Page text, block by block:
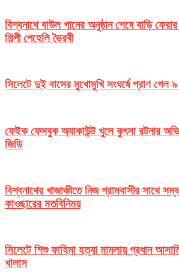
বিশ্বনাথে বাউল গানের অনুষ্ঠান শেষে বাড়ি
শিল্পী পেহেলি ভৈরবী
সিলেটে দুই বাসের মুখোমুখি সংঘর্ষে প্রাণ গেল
ফেইক ফেসবুক অ্যাকাউন্ট খুলে কুৎসা রটনার
জিডি
বিশ্বনাথের খাজাঞ্চীতে নিজ গ্রামবাসীর সাথে
কাওছারের মতবিনিময়
সিলেটে শিশু ফাহিমা হত্যা মামলায় প্রধান
খালাস